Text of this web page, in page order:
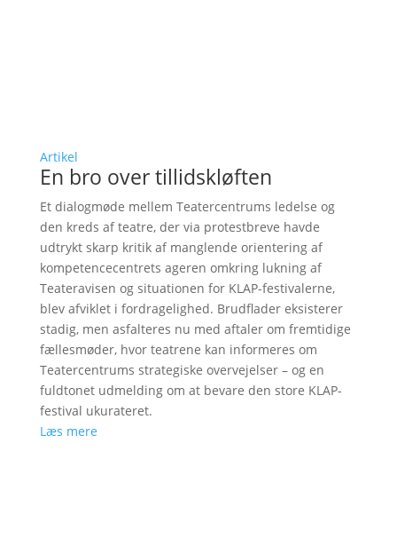
Artikel
En bro over tillidskløften
Et dialogmøde mellem Teatercentrums ledelse og
den kreds af teatre, der via protestbreve havde
udtrykt skarp kritik af manglende orientering af
kompetencecentrets ageren omkring lukning af
Teateravisen og situationen for KLAP-festivalerne,
blev afviklet i fordragelighed. Brudflader eksisterer
stadig, men asfalteres nu med aftaler om fremtidige
fællesmøder, hvor teatrene kan informeres om
Teatercentrums strategiske overvejelser – og en
fuldtonet udmelding om at bevare den store KLAP-
festival ukurateret.
Læs mere